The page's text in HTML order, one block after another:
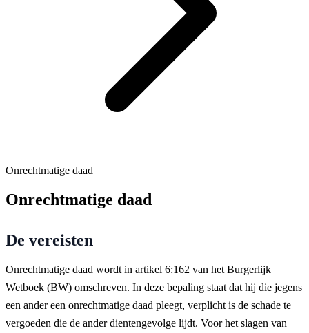
Onrechtmatige daad
Onrechtmatige daad
De vereisten
Onrechtmatige daad wordt in artikel 6:162 van het Burgerlijk
Wetboek (BW) omschreven. In deze bepaling staat dat hij die jegens
een ander een onrechtmatige daad pleegt, verplicht is de schade te
vergoeden die de ander dientengevolge lijdt. Voor het slagen van